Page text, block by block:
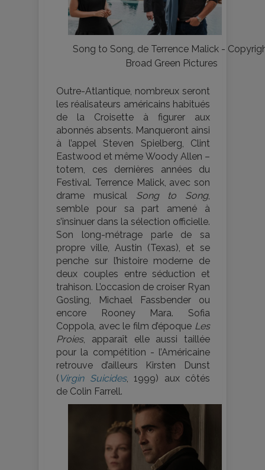
Song to Song, de Terrence Malick -
Broad Green Pictures
Outre-Atlantique, nombreux seront
les réalisateurs américains habitués
de la Croisette à figurer aux
abonnés absents. Manqueront ainsi
à l’appel Steven Spielberg, Clint
Eastwood et même Woody Allen –
totem, ces dernières années du
Festival. Terrence Malick, avec son
drame musical Song to Song,
semble pour sa part amené à
s’insinuer dans la sélection officielle.
Son long-métrage parle de sa
propre ville, Austin (Texas), et se
penche sur l’histoire moderne de
deux couples entre séduction et
trahison. L’occasion de croiser Ryan
Gosling, Michael Fassbender ou
encore Rooney Mara. Sofia
Coppola, avec le film d’époque Les
Proies, apparaît elle aussi taillée
pour la compétition - l’Américaine
retrouve d’ailleurs Kirsten Dunst
( Virgin Suicides, 1999) aux côtés
de Colin Farrell.